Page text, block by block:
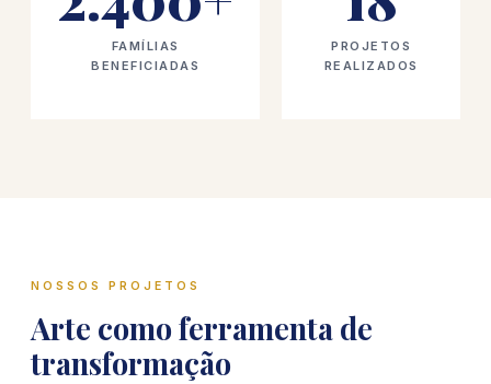
FAMÍLIAS
BENEFICIADAS
PROJETOS
REALIZADOS
NOSSOS PROJETOS
Arte como ferramenta de
transformação